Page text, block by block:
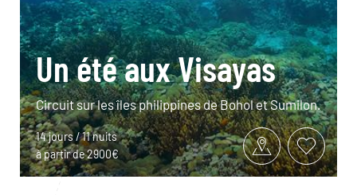
Un été aux Visayas
Circuit sur les îles philippines de Bohol et Sumilon.
14 jours / 11 nuits
à partir de 2900€